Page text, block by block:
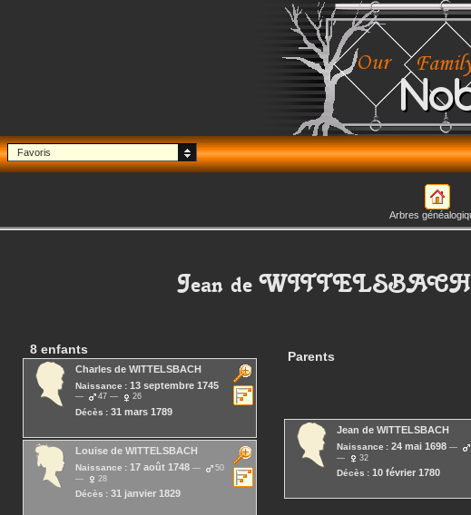
Favoris
Arbres
Jean de WITTELSBACH
8 enfants
Charles de WITTELSBACH
Naissance : 13 septembre 1745
47 26
Décès : 31 mars 1789
Louise de WITTELSBACH
Naissance : 17 août 1748
50
28
Décès : 31 janvier 1829
Parents
Jean de WITTELSBACH
Naissance : 24 mai 1698
32
Décès : 10 février 1780